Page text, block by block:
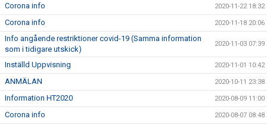
Corona info 2020-11-22 18:32
Corona info 2020-11-18 20:06
Info angående restriktioner covid-19 (Samma information
som i tidigare utskick)
2020-11-03 07:39
Inställd Uppvisning 2020-11-01 10:42
ANMÄLAN 2020-10-11 23:38
Information HT2020 2020-08-09 11:00
Corona info 2020-08-07 08:48